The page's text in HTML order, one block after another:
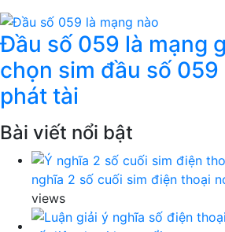
Đầu số 059 là mạng
chọn sim đầu số 059
phát tài
Bài viết nổi bật
nghĩa 2 số cuối sim điện thoại
views